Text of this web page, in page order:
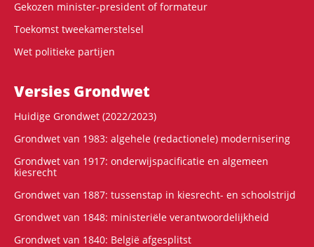
Gekozen minister-president of formateur
Toekomst tweekamerstelsel
Wet politieke partijen
Versies Grondwet
Huidige Grondwet (2022/2023)
Grondwet van 1983: algehele (redactionele) modernisering
Grondwet van 1917: onderwijspacificatie en algemeen
kiesrecht
Grondwet van 1887: tussenstap in kiesrecht- en schoolstrijd
Grondwet van 1848: ministeriële verantwoordelijkheid
Grondwet van 1840: België afgesplitst